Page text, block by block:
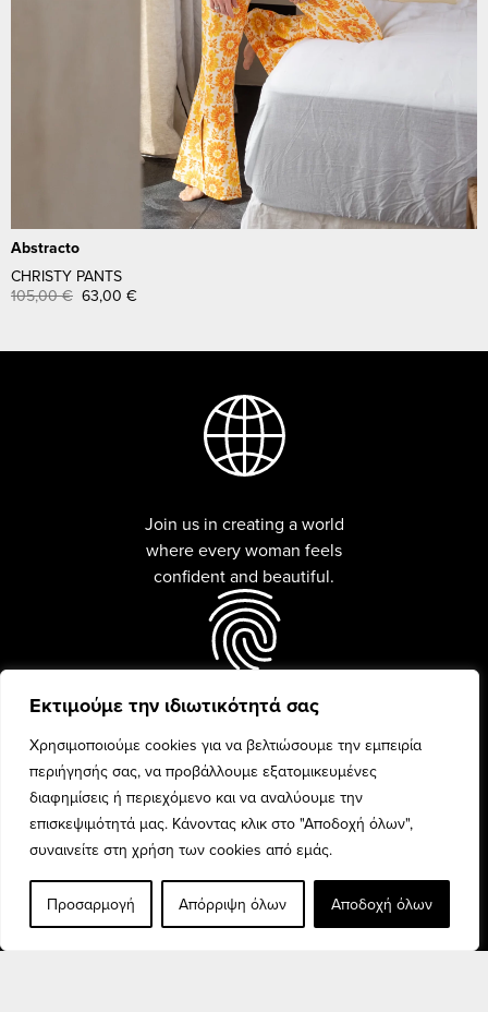
Εκτιμούμε την ιδιωτικότητά σας
Χρησιμοποιούμε cookies για να βελτιώσουμε την εμπειρία
περιήγησής σας, να προβάλλουμε εξατομικευμένες
διαφημίσεις ή περιεχόμενο και να αναλύουμε την
επισκεψιμότητά μας. Κάνοντας κλικ στο "Αποδοχή όλων",
συναινείτε στη χρήση των cookies από εμάς.
Προσαρμογή Απόρριψη όλων Αποδοχή όλων
Abstracto
CHRISTY PANTS
105,00€ 63,00 €
Join us in creating a world
where every woman feels
confident and beautiful.
Every woman is unique and
beauty is celebrated with
confidence and pride.
Discover the finest fashion